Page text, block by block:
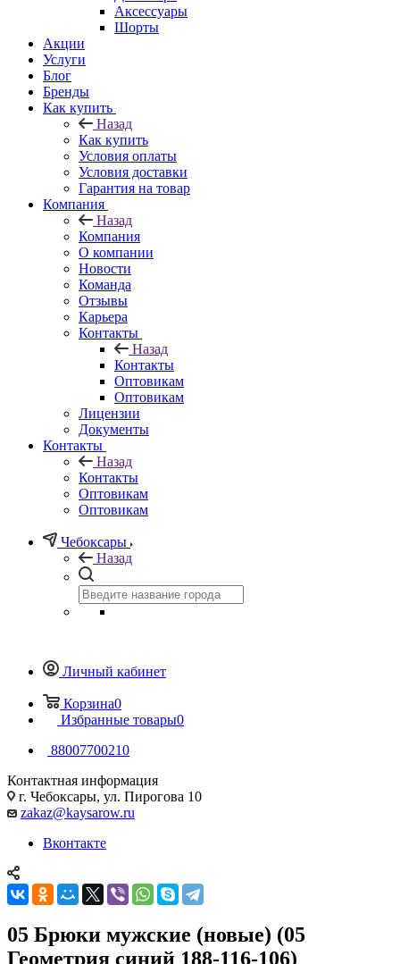
Аксессуары
Шорты
Акции
Услуги
Блог
Бренды
Как купить
Назад
Как купить
Условия оплаты
Условия доставки
Гарантия на товар
Компания
Назад
Компания
О компании
Новости
Команда
Отзывы
Карьера
Контакты
Назад
Контакты
Оптовикам
Оптовикам
Лицензии
Документы
Контакты
Назад
Контакты
Оптовикам
Оптовикам
Чебоксары
Назад
Личный кабинет
Корзина0
Избранные товары0
88007700210
Контактная информация
г. Чебоксары, ул. Пирогова 10
zakaz@kaysarow.ru
Вконтакте
05 Брюки мужские (новые) (05
Геометрия синий 188-116-106)